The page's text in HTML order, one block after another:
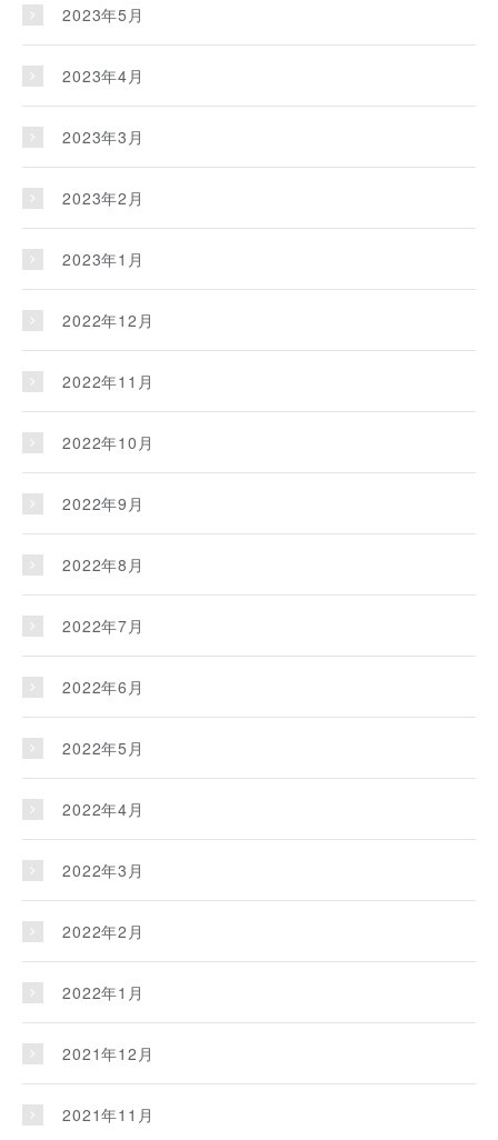
2023年5月
2023年4月
2023年3月
2023年2月
2023年1月
2022年12月
2022年11月
2022年10月
2022年9月
2022年8月
2022年7月
2022年6月
2022年5月
2022年4月
2022年3月
2022年2月
2022年1月
2021年12月
2021年11月